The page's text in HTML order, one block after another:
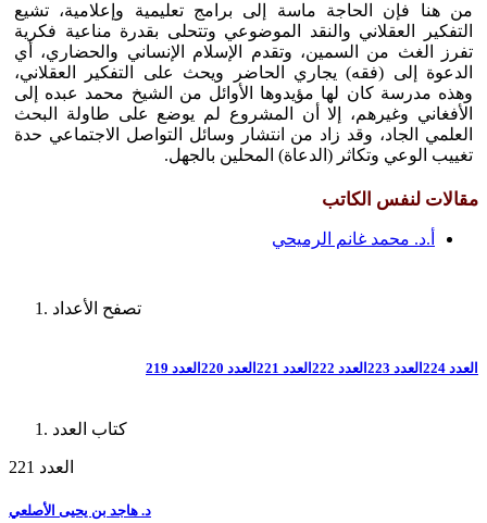
من هنا فإن الحاجة ماسة إلى برامج تعليمية وإعلامية، تشيع
التفكير العقلاني والنقد الموضوعي وتتحلى بقدرة مناعية فكرية
تفرز الغث من السمين، وتقدم الإسلام الإنساني والحضاري، أي
الدعوة إلى (فقه) يجاري الحاضر ويحث على التفكير العقلاني،
وهذه مدرسة كان لها مؤيدوها الأوائل من الشيخ محمد عبده إلى
الأفغاني وغيرهم، إلا أن المشروع لم يوضع على طاولة البحث
العلمي الجاد، وقد زاد من انتشار وسائل التواصل الاجتماعي حدة
تغييب الوعي وتكاثر (الدعاة) المحلين بالجهل.
مقالات لنفس الكاتب
أ.د. محمد غانم الرميحي
تصفح الأعداد
العدد 224 العدد 223 العدد 222 العدد 221 العدد 220 العدد 219
كتاب العدد
العدد 221
د. هاجد بن يحيى الأصلعي